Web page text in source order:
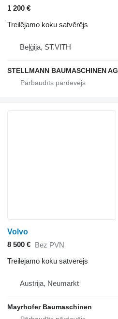
1 200 €
Treilējamo koku satvērējs
Beļģija, ST.VITH
STELLMANN BAUMASCHINEN AG
Volvo
8 500 € Bez PVN
Treilējamo koku satvērējs
Austrija, Neumarkt
Mayrhofer Baumaschinen